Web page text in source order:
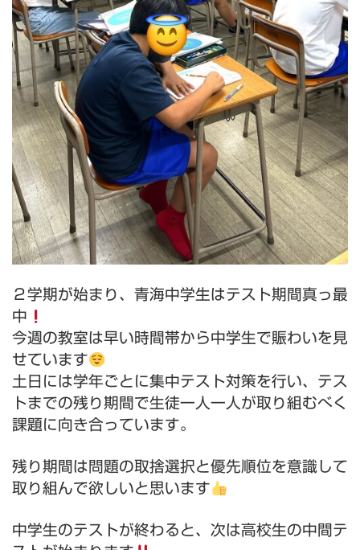
２学期が始まり、青海中学生はテスト期間真っ最
中
今週の教室は早い時間帯から中学生で賑わいを見
せています
土日には学年ごとに集中テスト対策を行い、テス
トまでの残り期間で生徒一人一人が取り組むべく
課題に向き合っています。
残り期間は問題の取捨選択と優先順位を意識して
取り組んで欲しいと思います
中学生のテストが終わると、次は高校生の中間テ